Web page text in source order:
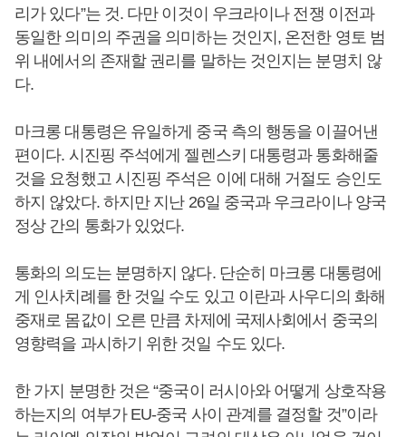
리가 있다”는 것. 다만 이것이 우크라이나 전쟁 이전과
동일한 의미의 주권을 의미하는 것인지, 온전한 영토 범
위 내에서의 존재할 권리를 말하는 것인지는 분명치 않
다.
마크롱 대통령은 유일하게 중국 측의 행동을 이끌어낸
편이다. 시진핑 주석에게 젤렌스키 대통령과 통화해줄
것을 요청했고 시진핑 주석은 이에 대해 거절도 승인도
하지 않았다. 하지만 지난 26일 중국과 우크라이나 양국
정상 간의 통화가 있었다.
통화의 의도는 분명하지 않다. 단순히 마크롱 대통령에
게 인사치례를 한 것일 수도 있고 이란과 사우디의 화해
중재로 몸값이 오른 만큼 차제에 국제사회에서 중국의
영향력을 과시하기 위한 것일 수도 있다.
한 가지 분명한 것은 “중국이 러시아와 어떻게 상호작용
하는지의 여부가 EU-중국 사이 관계를 결정할 것”이라